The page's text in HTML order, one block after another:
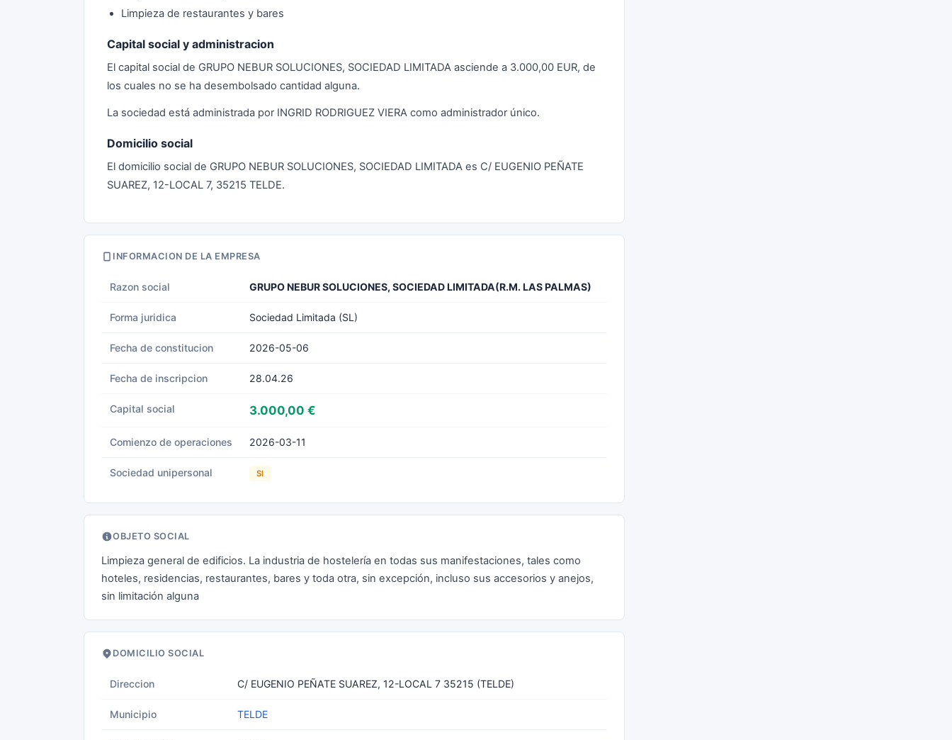
Limpieza de restaurantes y bares
Capital social y administracion
El capital social de GRUPO NEBUR SOLUCIONES, SOCIEDAD LIMITADA asciende a 3.000,00 EUR, de
los cuales no se ha desembolsado cantidad alguna.
La sociedad está administrada por INGRID RODRIGUEZ VIERA como administrador único.
Domicilio social
El domicilio social de GRUPO NEBUR SOLUCIONES, SOCIEDAD LIMITADA es C/ EUGENIO PEÑATE
SUAREZ, 12-LOCAL 7, 35215 TELDE.
INFORMACION DE LA EMPRESA
Razon social GRUPO NEBUR SOLUCIONES, SOCIEDAD LIMITADA(R.M. LAS PALMAS)
Forma juridica Sociedad Limitada (SL)
Fecha de constitucion 2026-05-06
Fecha de inscripcion 28.04.26
Capital social 3.000,00 €
Comienzo de operaciones 2026-03-11
Sociedad unipersonal SI
OBJETO SOCIAL
Limpieza general de edificios. La industria de hostelería en todas sus manifestaciones, tales como
hoteles, residencias, restaurantes, bares y toda otra, sin excepción, incluso sus accesorios y anejos,
sin limitación alguna
DOMICILIO SOCIAL
Direccion C/ EUGENIO PEÑATE SUAREZ, 12-LOCAL 7 35215 (TELDE)
Municipio TELDE